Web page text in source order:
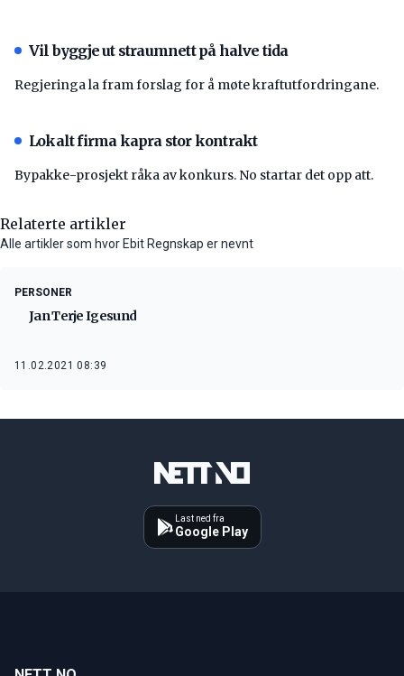
Vil byggje ut straumnett på halve tida
Regjeringa la fram forslag for å møte kraftutfordringane.
Lokalt firma kapra stor kontrakt
Bypakke-prosjekt råka av konkurs. No startar det opp att.
Relaterte artikler
Alle artikler som hvor Ebit Regnskap er nevnt
PERSONER
Jan Terje Igesund
11.02.2021 08:39
Last ned fra
Google Play